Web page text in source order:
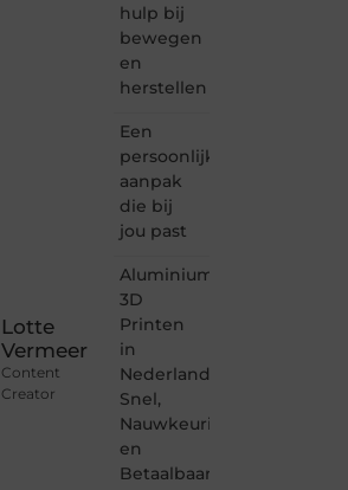
Lotte
Vermeer
Content
Creator
hulp bij
bewegen
en
herstellen
Een
persoonlijke
aanpak
die bij
jou past
Aluminium
3D
Printen
in
Nederland:
Snel,
Nauwkeurig
en
Betaalbaar